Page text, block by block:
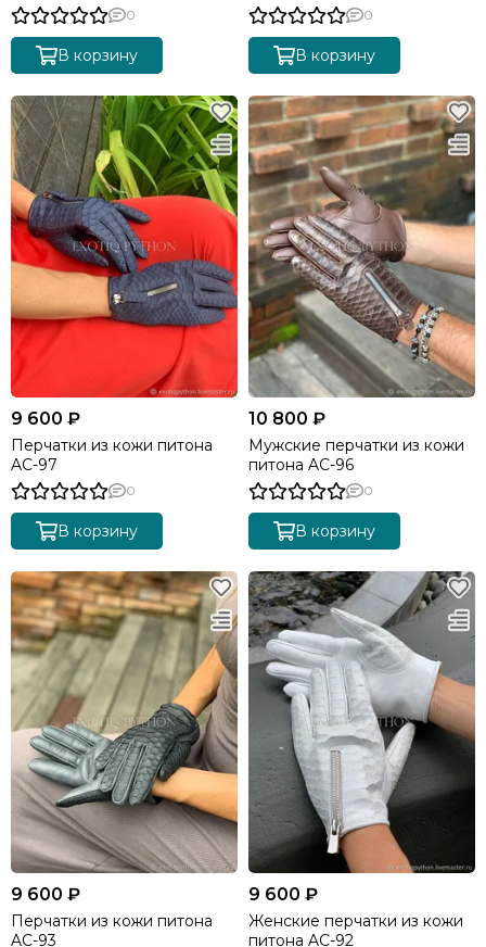
0
В корзину
0
В корзину
9 600 ₽
Перчатки из кожи питона
AC-97
0
В корзину
10 800 ₽
Мужские перчатки из кожи
питона AC-96
0
В корзину
9 600 ₽
Перчатки из кожи питона
AC-93
9 600 ₽
Женские перчатки из кожи
питона AC-92